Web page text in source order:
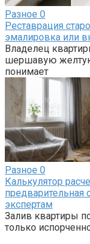
Разное 0
Реставрация
эмалировка или
Владелец
шершавую желтую
понимает
Разное 0
Калькулятор
предварительная
экспертам
Залив квартиры
только